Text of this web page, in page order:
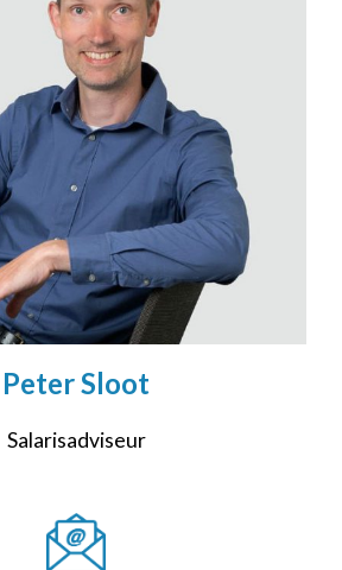
Peter Sloot
Salarisadviseur